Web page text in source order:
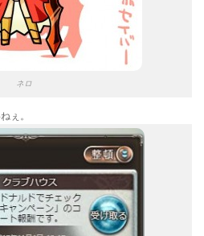
ネロ
ぇ。